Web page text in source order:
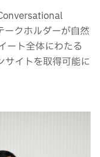
クホルダーが自然
ート全体にわたる
サイトを取得可能に